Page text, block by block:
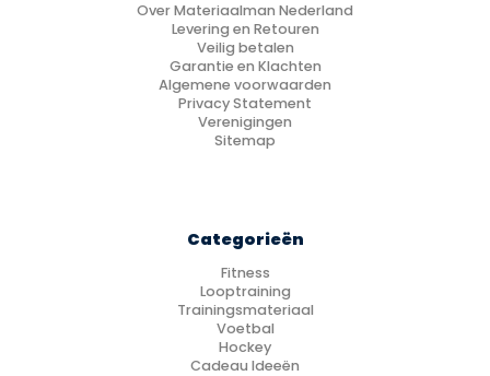
Over Materiaalman Nederland
Levering en Retouren
Veilig betalen
Garantie en Klachten
Algemene voorwaarden
Privacy Statement
Verenigingen
Sitemap
Categorieën
Fitness
Looptraining
Trainingsmateriaal
Voetbal
Hockey
Cadeau Ideeën